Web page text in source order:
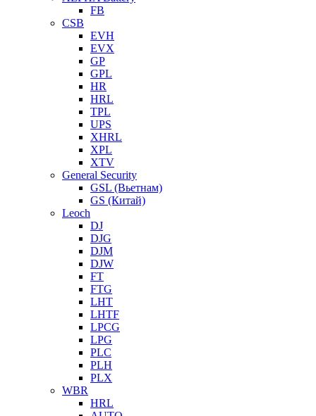
FB
CSB
EVH
EVX
GP
GPL
HR
HRL
TPL
UPS
XHRL
XPL
XTV
General Security
GSL (Вьетнам)
GS (Китай)
Leoch
DJ
DJG
DJM
DJW
FT
FTG
LHT
LHTF
LPCG
LPG
PLC
PLH
PLX
WBR
HRL